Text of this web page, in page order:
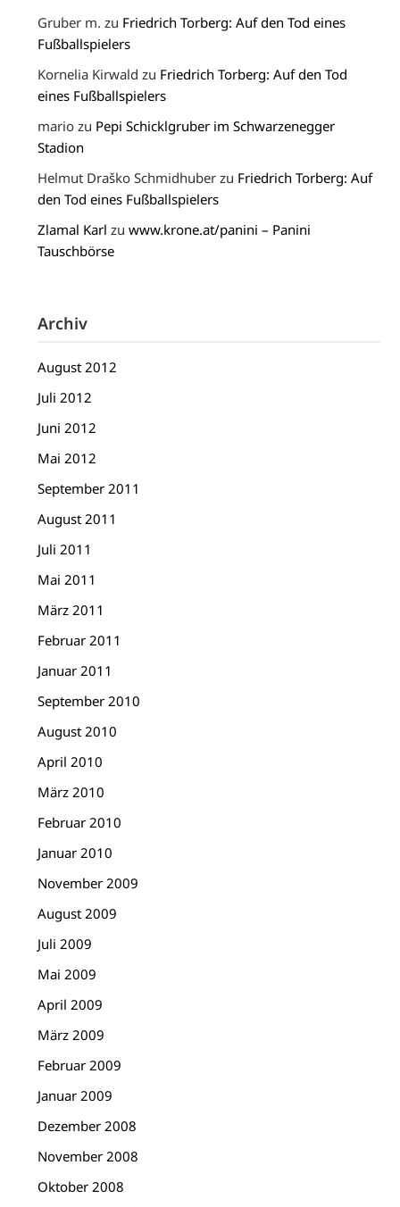
Gruber m. zu Friedrich Torberg: Auf den Tod eines
Fußballspielers
Kornelia Kirwald zu Friedrich Torberg: Auf den Tod
eines Fußballspielers
mario zu Pepi Schicklgruber im Schwarzenegger
Stadion
Helmut Draško Schmidhuber zu Friedrich Torberg: Auf
den Tod eines Fußballspielers
Zlamal Karl zuwww.krone.at/panini – Panini
Tauschbörse
Archiv
August 2012
Juli 2012
Juni 2012
Mai 2012
September 2011
August 2011
Juli 2011
Mai 2011
März 2011
Februar 2011
Januar 2011
September 2010
August 2010
April 2010
März 2010
Februar 2010
Januar 2010
November 2009
August 2009
Juli 2009
Mai 2009
April 2009
März 2009
Februar 2009
Januar 2009
Dezember 2008
November 2008
Oktober 2008